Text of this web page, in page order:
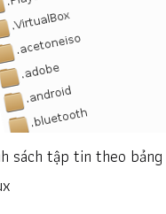
sách tập tin theo